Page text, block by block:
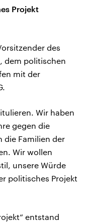
Projekt
des
dem politischen
mit der
Wir haben
gegen die
die Familien der
Wir wollen
unsere Würde
politisches Projekt
entstand